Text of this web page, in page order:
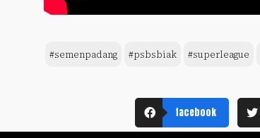
#semenpadang #psbsbiak #superleague
facebook